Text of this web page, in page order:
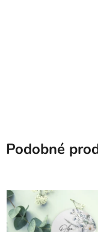
Podobné